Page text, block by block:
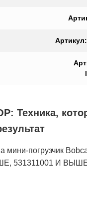
Техника,
погрузчик
531311001 И